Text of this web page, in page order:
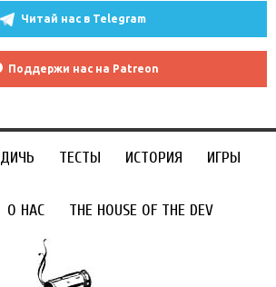
Читай нас в Telegram
Поддержи нас на Patreon
ДИЧЬ ТЕСТЫ ИСТОРИЯ ИГРЫ
О НАС THE HOUSE OF THE DEV